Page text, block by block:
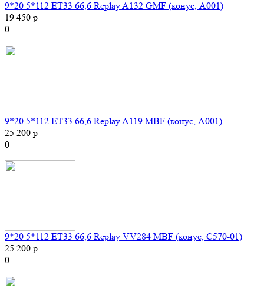
9*20 5*112 ET33 66,6 Replay A132 GMF (конус, A001)
19 450 р
0
9*20 5*112 ET33 66,6 Replay A119 MBF (конус, A001)
25 200 р
0
9*20 5*112 ET33 66,6 Replay VV284 MBF (конус, C570-01)
25 200 р
0